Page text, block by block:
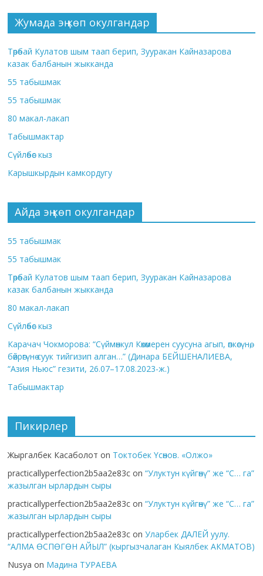
Жумада эң көп окулгандар
Төрөбай Кулатов шым таап берип, Зууракан Кайназарова
казак балбанын жыкканда
55 табышмак
55 табышмак
80 макал-лакап
Табышмактар
Сүйлөбөс кыз
Карышкырдын камкордугу
Айда эң көп окулгандар
55 табышмак
55 табышмак
Төрөбай Кулатов шым таап берип, Зууракан Кайназарова
казак балбанын жыкканда
80 макал-лакап
Сүйлөбөс кыз
Карачач Чокморова: “Сүймөнкул Көкөмерен суусуна агып, өпкөсүнө,
бөйрөгүнө суук тийгизип алган…” (Динара БЕЙШЕНАЛИЕВА,
“Азия Ньюс” гезити, 26.07–17.08.2023-ж.)
Табышмактар
Пикирлер
Жыргалбек Касаболот on Токтобек Үсөнов. «Олжо»
practicallyperfection2b5aa2e83c on“Улуктун күйгөнү” же “С… га”
жазылган ырлардын сыры
practicallyperfection2b5aa2e83c on“Улуктун күйгөнү” же “С… га”
жазылган ырлардын сыры
practicallyperfection2b5aa2e83c onУларбек ДАЛЕЙ уулу.
“АЛМА ӨСПӨГӨН АЙЫЛ” (кыргызчалаган Кыялбек АКМАТОВ)
Nusya on Мадина ТУРАЕВА